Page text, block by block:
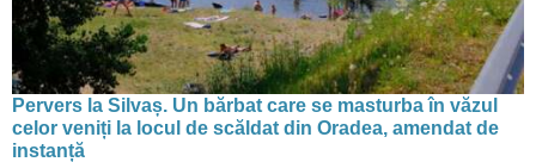
Pervers la Silvaș. Un bărbat care se masturba în văzul
celor veniți la locul de scăldat din Oradea, amendat de
instanță